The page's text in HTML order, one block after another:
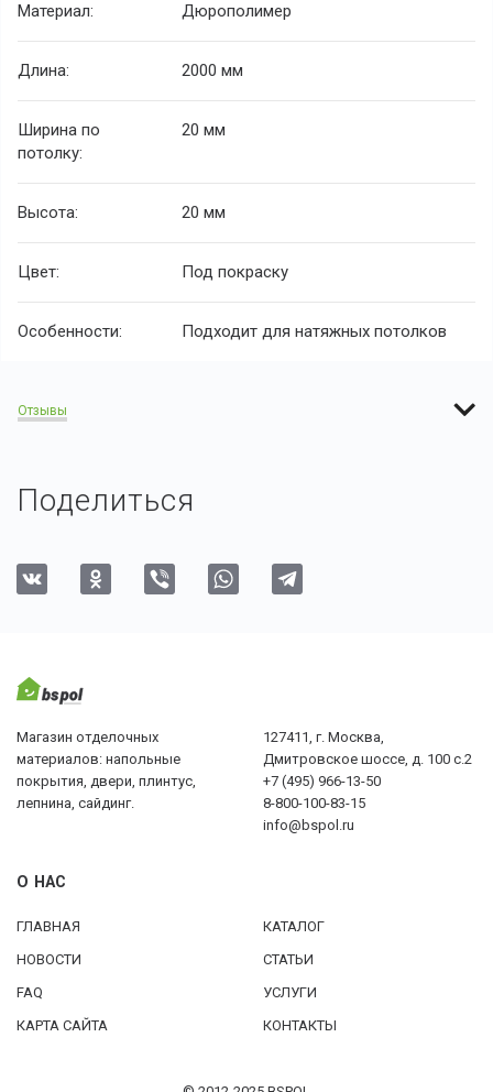
Материал: Дюрополимер
Длина: 2000 мм
Ширина по
потолку:
20 мм
Высота: 20 мм
Цвет: Под покраску
Особенности: Подходит для натяжных потолков
Отзывы
Поделиться
Магазин отделочных
материалов: напольные
покрытия, двери, плинтус,
лепнина, сайдинг.
127411, г. Москва,
Дмитровское шоссе, д. 100 с.2
+7 (495) 966-13-50
8-800-100-83-15
info@bspol.ru
О НАС
ГЛАВНАЯ
КАТАЛОГ
НОВОСТИ
СТАТЬИ
FAQ
УСЛУГИ
КАРТА САЙТА
КОНТАКТЫ